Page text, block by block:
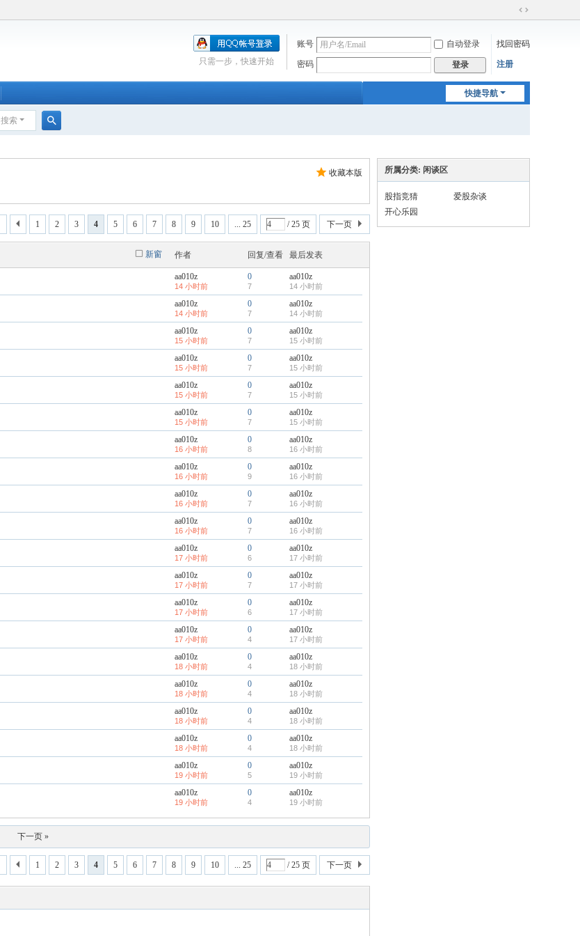
切
到
账号 自动登录 找回密码
密码 登录 注册
只需一步，快速开始
快捷导航
搜索
索
收藏本版
1 2 3 4 5 6 7 8 9 10 ... 25 / 25 页 下一页
新窗 作者 回复/查看 最后发表
aa010z
14 小时前
0
7
aa010z
14 小时前
aa010z
14 小时前
0
7
aa010z
14 小时前
aa010z
15 小时前
0
7
aa010z
15 小时前
aa010z
15 小时前
0
7
aa010z
15 小时前
aa010z
15 小时前
0
7
aa010z
15 小时前
aa010z
15 小时前
0
7
aa010z
15 小时前
aa010z
16 小时前
0
8
aa010z
16 小时前
aa010z
16 小时前
0
9
aa010z
16 小时前
aa010z
16 小时前
0
7
aa010z
16 小时前
aa010z
16 小时前
0
7
aa010z
16 小时前
aa010z
17 小时前
0
6
aa010z
17 小时前
aa010z
17 小时前
0
7
aa010z
17 小时前
aa010z
17 小时前
0
6
aa010z
17 小时前
aa010z
17 小时前
0
4
aa010z
17 小时前
aa010z
18 小时前
0
4
aa010z
18 小时前
aa010z
18 小时前
0
4
aa010z
18 小时前
aa010z
18 小时前
0
4
aa010z
18 小时前
aa010z
18 小时前
0
4
aa010z
18 小时前
aa010z
19 小时前
0
5
aa010z
19 小时前
aa010z
19 小时前
0
4
aa010z
19 小时前
下一页 »
1 2 3 4 5 6 7 8 9 10 ... 25 / 25 页 下一页
所属分类: 闲谈区
股指竞猜
爱股杂谈
开心乐园